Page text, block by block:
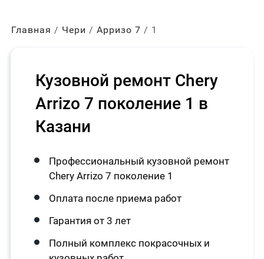
Главная Чери Арризо 7 1
Кузовной ремонт Chery
Arrizo 7 поколение 1 в
Казани
Профессиональный кузовной ремонт
Chery Arrizo 7 поколение 1
Оплата после приема работ
Гарантия от 3 лет
Полный комплекс покрасочных и